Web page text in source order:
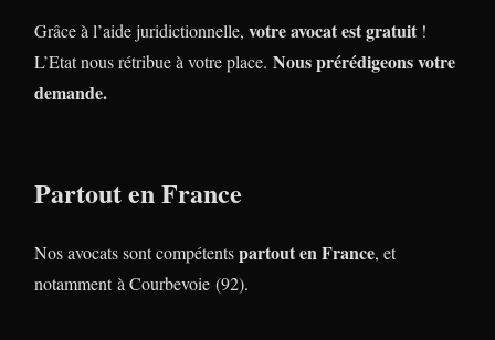
Grâce à l’aide juridictionnelle, votre avocat est gratuit !
L’Etat nous rétribue à votre place. Nous prérédigeons votre
demande.
Partout en France
Nos avocats sont compétentspartout en France, et
notamment à Courbevoie (92).